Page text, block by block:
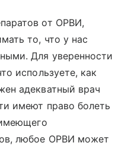
от ОРВИ,
то, что у нас
Для уверенности
используете, как
адекватный врач
имеют право болеть
любое ОРВИ может